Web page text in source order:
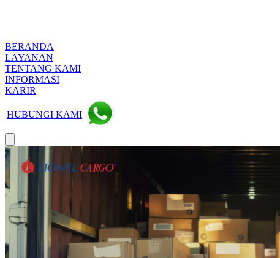
BERANDA
LAYANAN
TENTANG KAMI
INFORMASI
KARIR
HUBUNGI KAMI